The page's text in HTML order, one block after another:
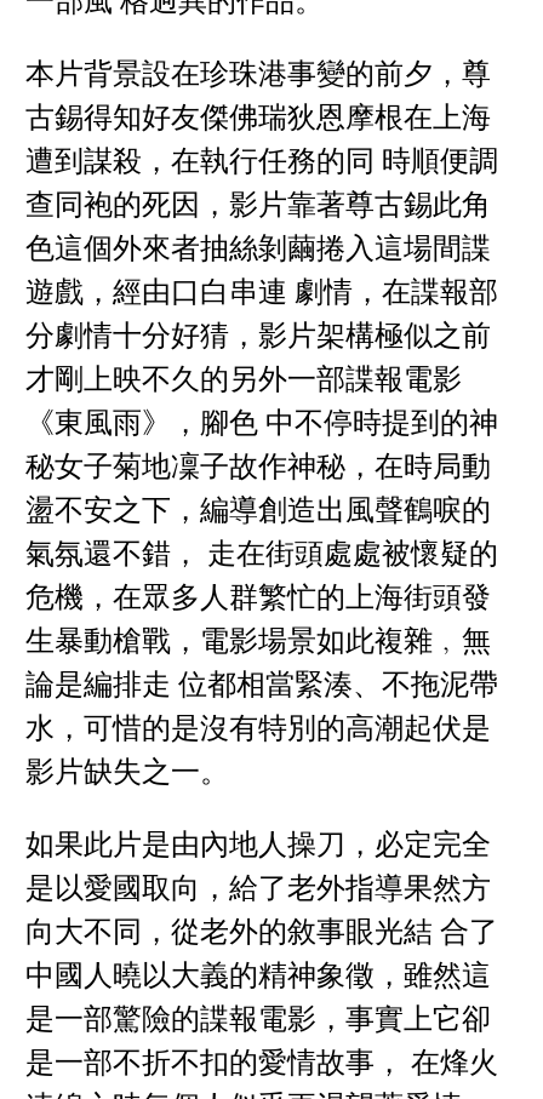
本片背景設在珍珠港事變的前夕，尊
古錫得知好友傑佛瑞狄恩摩根在上海
遭到謀殺，在執行任務的同 時順便調
查同袍的死因，影片靠著尊古錫此角
色這個外來者抽絲剝繭捲入這場間諜
遊戲，經由口白串連 劇情，在諜報部
分劇情十分好猜，影片架構極似之前
才剛上映不久的另外一部諜報電影
《東風雨》，腳色 中不停時提到的神
秘女子菊地凜子故作神秘，在時局動
盪不安之下，編導創造出風聲鶴唳的
氣氛還不錯， 走在街頭處處被懷疑的
危機，在眾多人群繁忙的上海街頭發
生暴動槍戰，電影場景如此複雜﹐無
論是編排走 位都相當緊湊、不拖泥帶
水，可惜的是沒有特別的高潮起伏是
影片缺失之一。
如果此片是由內地人操刀，必定完全
是以愛國取向，給了老外指導果然方
向大不同，從老外的敘事眼光結 合了
中國人曉以大義的精神象徵，雖然這
是一部驚險的諜報電影，事實上它卻
是一部不折不扣的愛情故事， 在烽火